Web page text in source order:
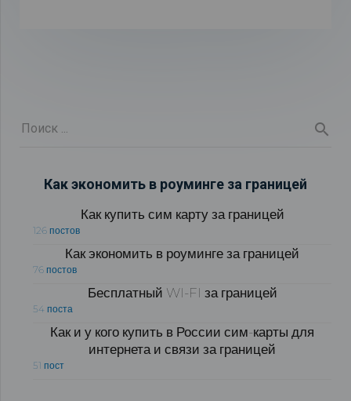
Как экономить в роуминге за границей
Как купить сим карту за границей
126 постов
Как экономить в роуминге за границей
76 постов
Бесплатный WI-FI за границей
54 поста
Как и у кого купить в России сим-карты для
интернета и связи за границей
51 пост